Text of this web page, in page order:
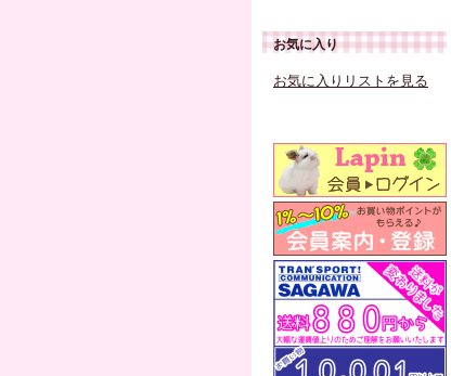
お気に入り
お気に入りリストを見る